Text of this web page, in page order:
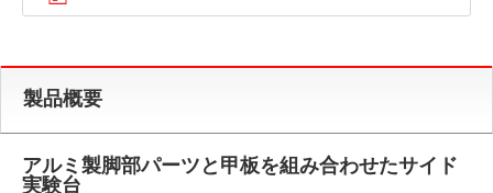
製品概要
アルミ製脚部パーツと甲板を組み合わせたサイド
実験台